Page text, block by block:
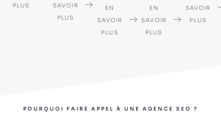
PLUS
SAVOIR
PLUS
EN
SAVOIR
PLUS
EN
SAVOIR
PLUS
SAVOIR
PLUS
POURQUOI FAIRE APPEL À UNE AGENCE SEO ?